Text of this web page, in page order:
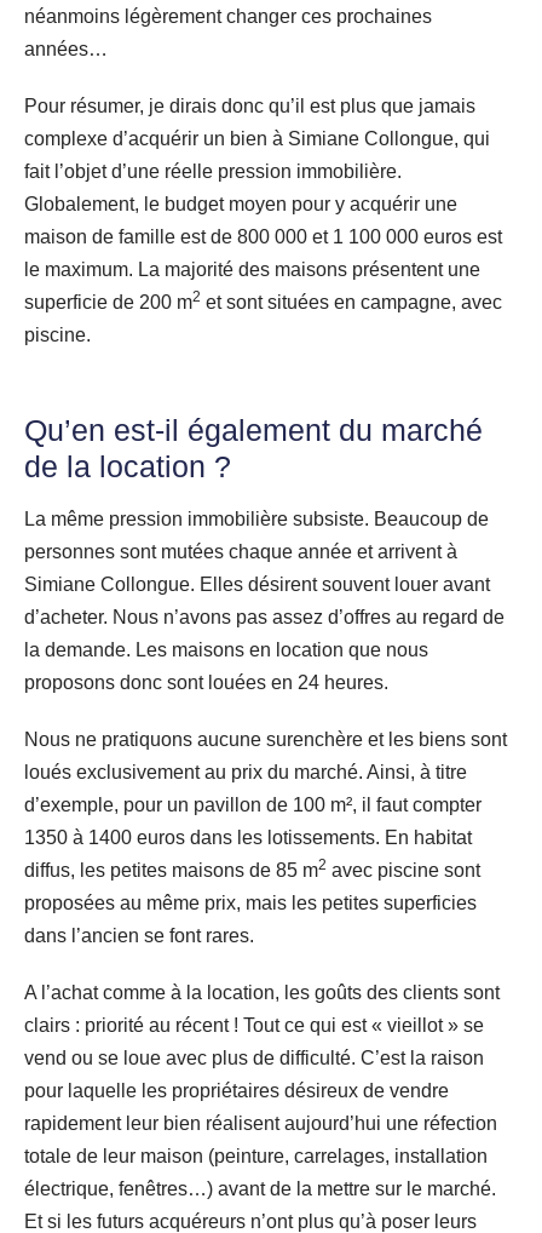
néanmoins légèrement changer ces prochaines
années…
Pour résumer, je dirais donc qu’il est plus que jamais
complexe d’acquérir un bien à Simiane Collongue, qui
fait l’objet d’une réelle pression immobilière.
Globalement, le budget moyen pour y acquérir une
maison de famille est de 800 000 et 1 100 000 euros est
le maximum. La majorité des maisons présentent une
superficie de 200 m2 et sont situées en campagne, avec
piscine.
Qu’en est-il également du marché
de la location ?
La même pression immobilière subsiste. Beaucoup de
personnes sont mutées chaque année et arrivent à
Simiane Collongue. Elles désirent souvent louer avant
d’acheter. Nous n’avons pas assez d’offres au regard de
la demande. Les maisons en location que nous
proposons donc sont louées en 24 heures.
Nous ne pratiquons aucune surenchère et les biens sont
loués exclusivement au prix du marché. Ainsi, à titre
d’exemple, pour un pavillon de 100 m², il faut compter
1350 à 1400 euros dans les lotissements. En habitat
diffus, les petites maisons de 85 m2 avec piscine sont
proposées au même prix, mais les petites superficies
dans l’ancien se font rares.
A l’achat comme à la location, les goûts des clients sont
clairs : priorité au récent ! Tout ce qui est « vieillot » se
vend ou se loue avec plus de difficulté. C’est la raison
pour laquelle les propriétaires désireux de vendre
rapidement leur bien réalisent aujourd’hui une réfection
totale de leur maison (peinture, carrelages, installation
électrique, fenêtres…) avant de la mettre sur le marché.
Et si les futurs acquéreurs n’ont plus qu’à poser leurs